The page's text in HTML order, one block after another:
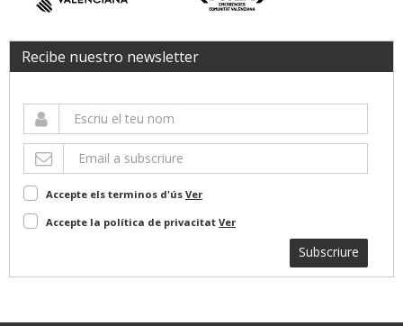
Recibe nuestro newsletter
Accepte els terminos d'ús Ver
Accepte la política de privacitat Ver
Subscriure